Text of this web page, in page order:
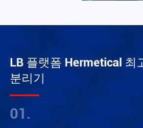
LB 플랫폼 Hermetical 최
분리기
01.